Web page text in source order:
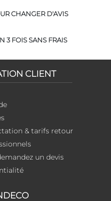
CHANGER D'AVIS
3 FOIS SANS FRAIS
CLIENT
& tarifs retour
un devis